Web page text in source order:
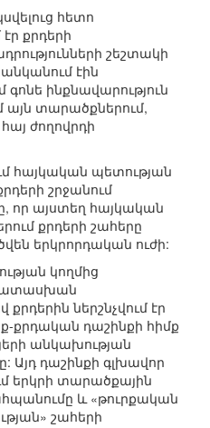
հետո
քրդերի
շեշտակի
էին
գոնե ինքնավարություն
այն տարածքներում,
ժողովրդի
հայկական պետության
շրջանում
որ այստեղ հայկական
քրդերի շահերը
երկրորդական ուժի:
կողմից
ներշնչվում էր
քրդական դաշինքի հիմք
անկախության
Այդ դաշինքի գլխավոր
երկրի տարածքային
և «թուրքական
շահերի